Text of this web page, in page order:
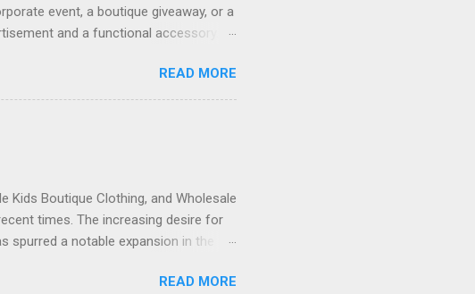
event, a boutique giveaway, or a
and a functional accessory.
deliver a product that truly
and everyday utility, few items are as
world, perfect for grocery runs,
and strong handles. For
eco-friendliness while showcasing
READ MORE
Kids Boutique Clothing, and Wholesale
times. The increasing desire for
a notable expansion in the
to designers who specialize in the
READ MORE